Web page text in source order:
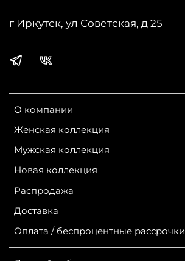
О компании
Женская коллекция
Мужская коллекция
Новая коллекция
Распродажа
Доставка
Оплата / беспроцентные рассрочки
г Иркутск, ул Советская, д 25